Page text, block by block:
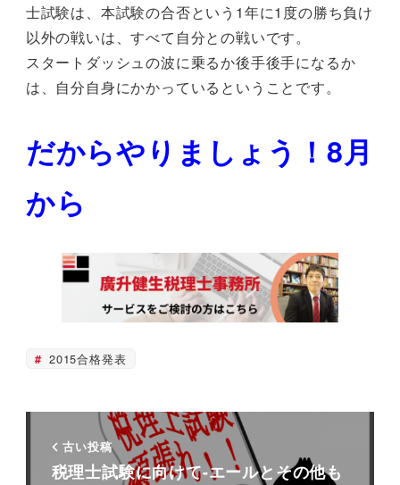
士試験は、本試験の合否という1年に1度の勝ち負け
以外の戦いは、すべて自分との戦いです。
スタートダッシュの波に乗るか後手後手になるか
は、自分自身にかかっているということです。
だからやりましょう！8月
から
2015合格発表
古い投稿
税理士試験に向けて-エールとその他も